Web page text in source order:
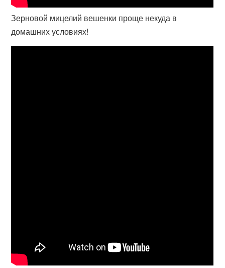
Зерновой мицелий вешенки проще некуда в
домашних условиях!